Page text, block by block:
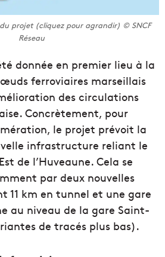
projet (cliquez pour agrandir) © SNCF
Réseau
donnée en premier lieu à la
ferroviaires marseillais
des circulations
Concrètement, pour
le projet prévoit la
infrastructure reliant le
de l’Huveaune. Cela se
par deux nouvelles
11 km en tunnel et une gare
au niveau de la gare Saint-
de tracés plus bas).